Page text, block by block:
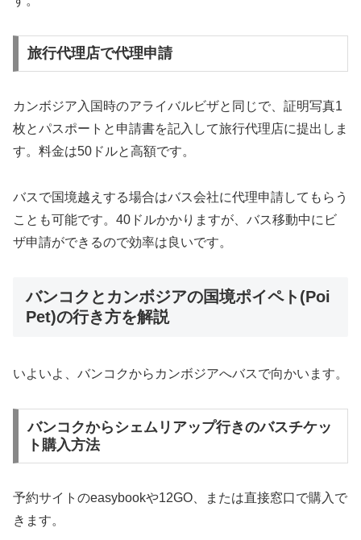
旅行代理店で代理申請
カンボジア入国時のアライバルビザと同じで、証明写真1
枚とパスポートと申請書を記入して旅行代理店に提出しま
す。料金は50ドルと高額です。
バスで国境越えする場合はバス会社に代理申請してもらう
ことも可能です。40ドルかかりますが、バス移動中にビ
ザ申請ができるので効率は良いです。
バンコクとカンボジアの国境ポイペト(Poi
Pet)の行き方を解説
いよいよ、バンコクからカンボジアへバスで向かいます。
バンコクからシェムリアップ行きのバスチケッ
ト購入方法
予約サイトのeasybookや12GO、または直接窓口で購入で
きます。